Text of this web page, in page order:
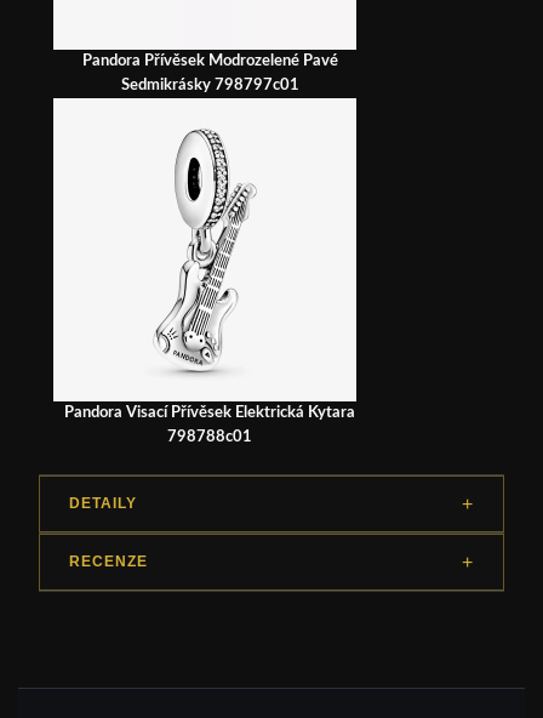
Pandora Přívěsek Modrozelené Pavé
Sedmikrásky 798797c01
Pandora Visací Přívěsek Elektrická Kytara
798788c01
DETAILY
RECENZE